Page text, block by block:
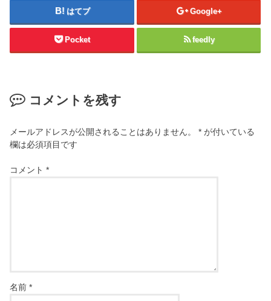
はてブ Google+
Pocket feedly
コメントを残す
メールアドレスが公開されることはありません。 * が付いている
欄は必須項目です
コメント*
名前*